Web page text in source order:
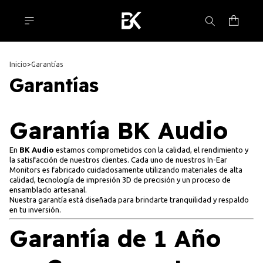
Inicio>Garantías
Garantías
Garantía BK Audio
En BK Audio estamos comprometidos con la calidad, el rendimiento y
la satisfacción de nuestros clientes. Cada uno de nuestros In-Ear
Monitors es fabricado cuidadosamente utilizando materiales de alta
calidad, tecnología de impresión 3D de precisión y un proceso de
ensamblado artesanal.
Nuestra garantía está diseñada para brindarte tranquilidad y respaldo
en tu inversión.
Garantía de 1 Año